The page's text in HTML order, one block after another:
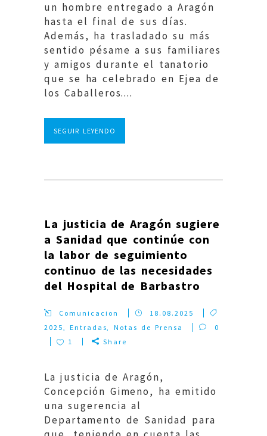
un hombre entregado a Aragón
hasta el final de sus días.
Además, ha trasladado su más
sentido pésame a sus familiares
y amigos durante el tanatorio
que se ha celebrado en Ejea de
los Caballeros....
SEGUIR LEYENDO
La justicia de Aragón sugiere
a Sanidad que continúe con
la labor de seguimiento
continuo de las necesidades
del Hospital de Barbastro
Comunicacion
18.08.2025
2025,Entradas, Notas de Prensa
0
1
Share
La justicia de Aragón,
Concepción Gimeno, ha emitido
una sugerencia al
Departamento de Sanidad para